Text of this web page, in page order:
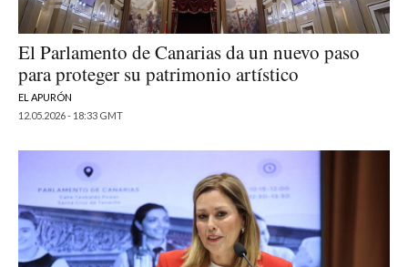
El Parlamento de Canarias da un nuevo paso
para proteger su patrimonio artístico
EL APURÓN
12.05.2026 - 18:33 GMT